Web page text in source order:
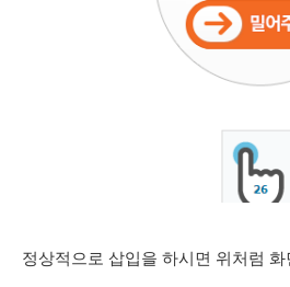
정상적으로 삽입을 하시면 위처럼